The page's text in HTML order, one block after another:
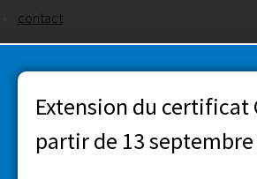
contact
Extension du certificat
partir de 13 septembre